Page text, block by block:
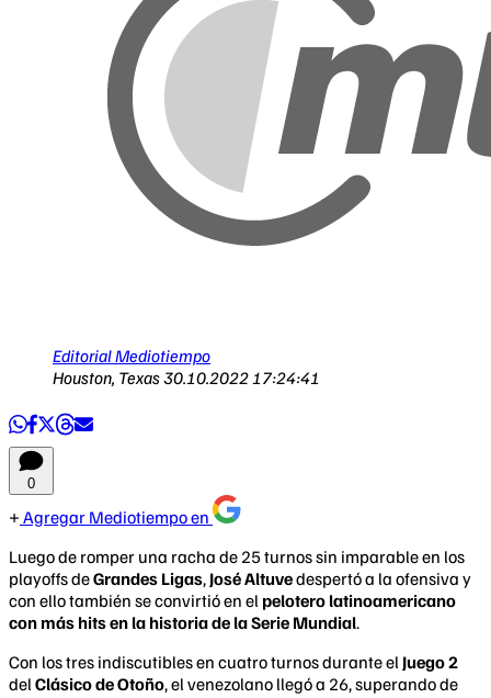
Editorial Mediotiempo
Houston, Texas30.10.2022 17:24:41
0
Agregar Mediotiempo en
Luego de romper una racha de 25 turnos sin imparable en los
playoffs deGrandes Ligas, José Altuvedespertó a la ofensiva y
con ello también se convirtió en el pelotero latinoamericano
con más hits en la historia de la Serie Mundial.
Con los tres indiscutibles en cuatro turnos durante el Juego 2
del Clásico de Otoño, el venezolano llegó a 26, superando de